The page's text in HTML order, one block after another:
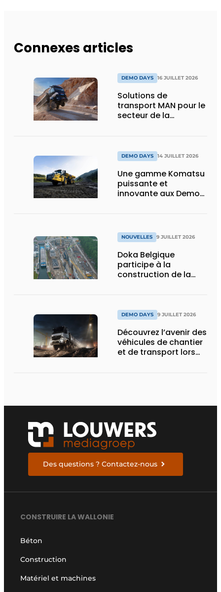
Connexes articles
DEMO DAYS 16 JUILLET 2026
Solutions de
transport MAN pour le
secteur de la
DEMO DAYS 14 JUILLET 2026
Une gamme Komatsu
puissante et
innovante aux Demo
NOUVELLES 9 JUILLET 2026
Doka Belgique
participe à la
construction de la
DEMO DAYS 9 JUILLET 2026
Découvrez l’avenir des
véhicules de chantier
et de transport lors
Des questions ? Contactez-nous
CONSTRUIRE LA WALLONIE
Béton
Construction
Matériel et machines